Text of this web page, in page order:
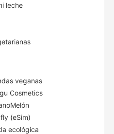
leche
veganas
Cosmetics
(eSim)
ecológica